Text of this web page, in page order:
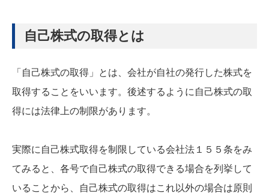
自己株式の取得とは
「自己株式の取得」とは、会社が自社の発行した株式を
取得することをいいます。後述するように自己株式の取
得には法律上の制限があります。
実際に自己株式取得を制限している会社法１５５条をみ
てみると、各号で自己株式の取得できる場合を列挙して
いることから、自己株式の取得はこれ以外の場合は原則